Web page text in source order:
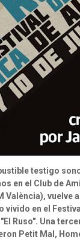
testigo
en el Club de
València), vuelve
vivido en el
Ruso". Una
Petit Mal,